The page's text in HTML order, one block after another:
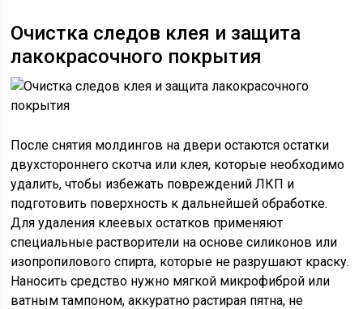
Очистка следов клея и защита
лакокрасочного покрытия
После снятия молдингов на двери остаются остатки
двухстороннего скотча или клея, которые необходимо
удалить, чтобы избежать повреждений ЛКП и
подготовить поверхность к дальнейшей обработке.
Для удаления клеевых остатков применяют
специальные растворители на основе силиконов или
изопропилового спирта, которые не разрушают краску.
Наносить средство нужно мягкой микрофиброй или
ватным тампоном, аккуратно растирая пятна, не